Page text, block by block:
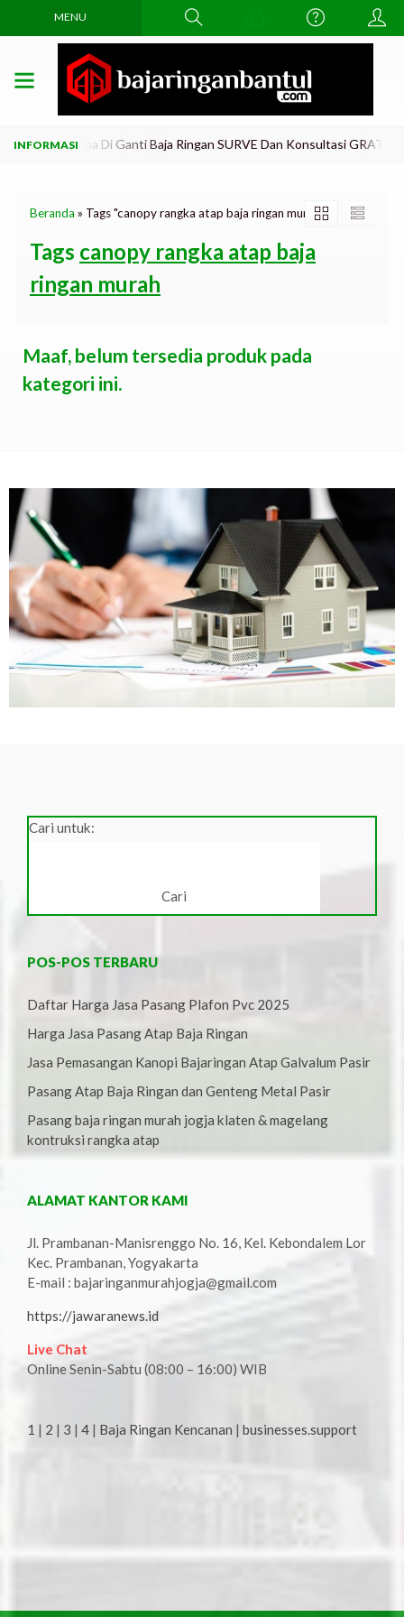
MENU
Atap Lama Di Ganti Baja Ringan SURVE Dan Konsultasi GRATiis..!!
Beranda » Tags "canopy rangka atap baja ringan murah"
Tags canopy rangka atap baja
ringan murah
Maaf, belum tersedia produk pada
kategori ini.
Cari untuk:
POS-POS TERBARU
Daftar Harga Jasa Pasang Plafon Pvc 2025
Harga Jasa Pasang Atap Baja Ringan
Jasa Pemasangan Kanopi Bajaringan Atap Galvalum Pasir
Pasang Atap Baja Ringan dan Genteng Metal Pasir
Pasang baja ringan murah jogja klaten & magelang
kontruksi rangka atap
ALAMAT KANTOR KAMI
Jl. Prambanan-Manisrenggo No. 16, Kel. Kebondalem Lor
Kec. Prambanan, Yogyakarta
E-mail : bajaringanmurahjogja@gmail.com
https://jawaranews.id
Live Chat
Online Senin-Sabtu (08:00 – 16:00) WIB
1 | 2 | 3 | 4 | Baja Ringan Kencanan | businesses.support